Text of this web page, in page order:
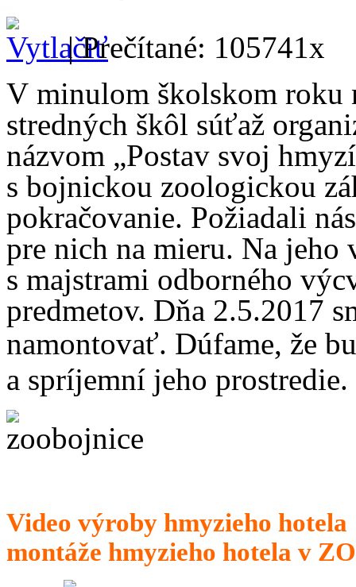
| Prečítané: 105741x
V minulom školskom roku
stredných škôl súťaž
názvom „Postav svoj
s bojnickou zoologickou
pokračovanie. Požiadali
pre nich na mieru. Na
s majstrami odborného
predmetov. Dňa 2.5.2017
namontovať. Dúfame, že
a spríjemní jeho prostredie.
Video výroby
montáže hmyzieho hotela v